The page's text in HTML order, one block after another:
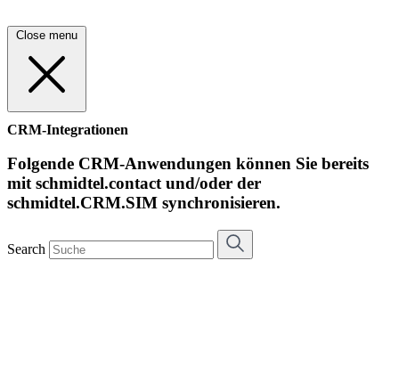
Close menu
CRM-Integrationen
Folgende CRM-Anwendungen können Sie bereits
mit schmidtel.contact und/oder der
schmidtel.CRM.SIM synchronisieren.
Search